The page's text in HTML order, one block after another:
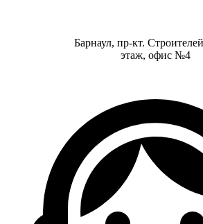
Барнаул, пр-кт.
этаж, офис №4